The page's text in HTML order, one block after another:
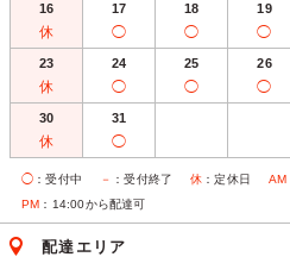
16
休
17
◯
18
◯
19
◯
23
休
24
◯
25
◯
26
◯
30
休
31
◯
◯ ：受付中 － ：受付終了 休 ：定休日 AM
PM ：14:00から配達可
配達エリア